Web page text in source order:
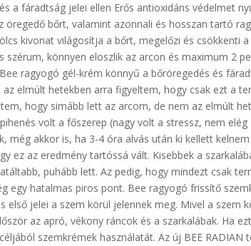
a fáradtság jelei ellen Erős antioxidáns védelmet
öregedő bőrt, valamint azonnali és hosszan tartó
kivonat világosítja a bőrt, megelőzi és csökkenti
szérum, könnyen eloszlik az arcon és maximum 2
ragyogó gél-krém könnyű a bőröregedés és
elmúlt hetekben arra figyeltem, hogy csak ezt a
hogy simább lett az arcom, de nem az elmúlt
volt a főszerep (nagy volt a stressz, nem
még akkor is, ha 3-4 óra alvás után ki kellett
ez az eredmény tartóssá vált. Kisebbek a
puhább lett. Az pedig, hogy mindezt csak
egy hatalmas piros pont. Bee ragyogó frissítő
első jelei a szem körül jelennek meg. Mivel a szem
az apró, vékony ráncok és a szarkalábak. Ha
szemkrémek használatát. Az új BEE RADIAN